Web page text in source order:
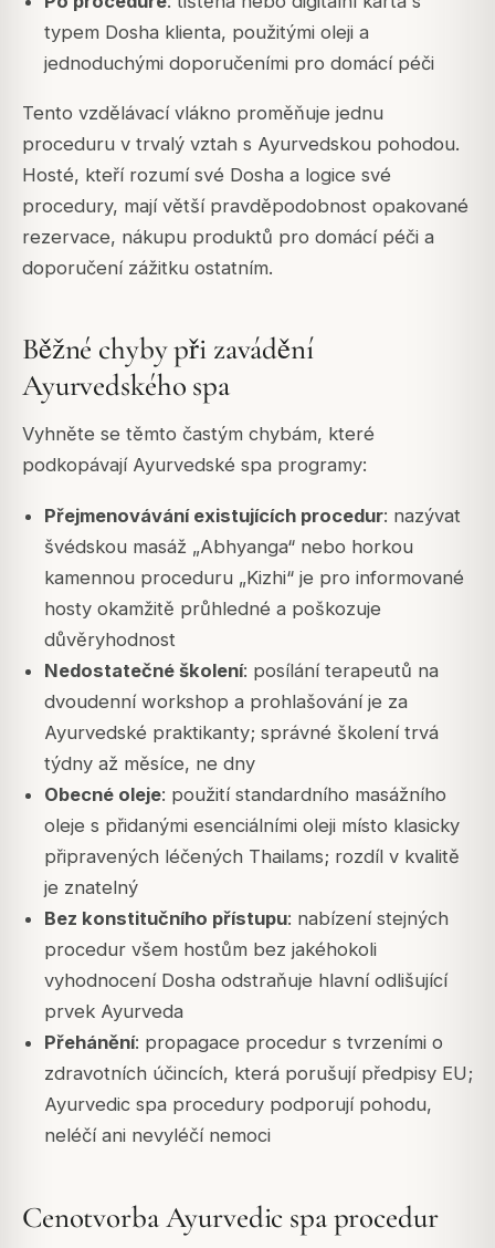
typem Dosha klienta, použitými oleji a
jednoduchými doporučeními pro domácí péči
Tento vzdělávací vlákno proměňuje jednu
proceduru v trvalý vztah s Ayurvedskou pohodou.
Hosté, kteří rozumí své Dosha a logice své
procedury, mají větší pravděpodobnost opakované
rezervace, nákupu produktů pro domácí péči a
doporučení zážitku ostatním.
Běžné chyby při zavádění
Ayurvedského spa
Vyhněte se těmto častým chybám, které
podkopávají Ayurvedské spa programy:
Přejmenovávání existujících procedur: nazývat
švédskou masáž „Abhyanga“ nebo horkou
kamennou proceduru „Kizhi“ je pro informované
hosty okamžitě průhledné a poškozuje
důvěryhodnost
Nedostatečné školení: posílání terapeutů na
dvoudenní workshop a prohlašování je za
Ayurvedské praktikanty; správné školení trvá
týdny až měsíce, ne dny
Obecné oleje: použití standardního masážního
oleje s přidanými esenciálními oleji místo klasicky
připravených léčených Thailams; rozdíl v kvalitě
je znatelný
Bez konstitučního přístupu: nabízení stejných
procedur všem hostům bez jakéhokoli
vyhodnocení Dosha odstraňuje hlavní odlišující
prvek Ayurveda
Přehánění: propagace procedur s tvrzeními o
zdravotních účincích, která porušují předpisy EU;
Ayurvedic spa procedury podporují pohodu,
neléčí ani nevyléčí nemoci
Cenotvorba Ayurvedic spa procedur